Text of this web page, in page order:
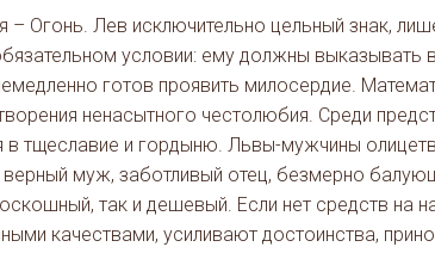
Огонь. Лев исключительно цельный знак,
условии: ему должны выказывать
готов проявить милосердие.
ненасытного честолюбия. Среди
в тщеславие и гордыню. Львы-мужчины
муж, заботливый отец, безмерно
так и дешевый. Если нет средств на
качествами, усиливают достоинства,